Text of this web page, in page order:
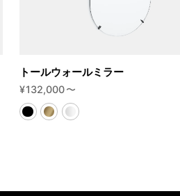
トールウォールミラー
¥132,000〜